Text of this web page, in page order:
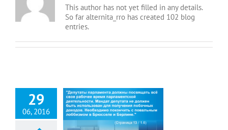
This author has not yet filled in any details.
So far alternita_rro has created 102 blog
entries.
29
06, 2016